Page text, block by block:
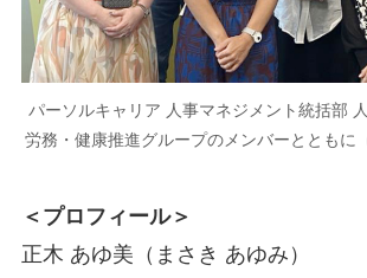
パーソルキャリア 人事マネジメント統括部
労務・健康推進グループのメンバーとともに
＜プロフィール＞
正木 あゆ美（まさき あゆみ）